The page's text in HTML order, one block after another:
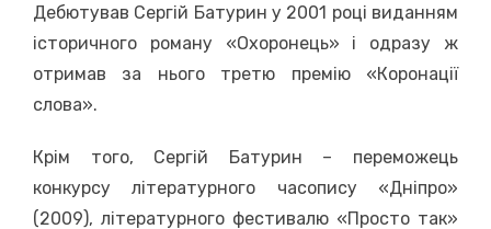
Дебютував Сергій Батурин у 2001 році виданням
історичного роману «Охоронець» і одразу ж
отримав за нього третю премію «Коронації
слова».
Крім того, Сергій Батурин – переможець
конкурсу літературного часопису «Дніпро»
(2009), літературного фестивалю «Просто так»